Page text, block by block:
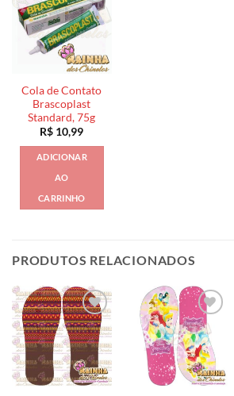
Cola de Contato
Brascoplast
Standard, 75g
R$ 10,99
ADICIONAR
AO
CARRINHO
PRODUTOS RELACIONADOS